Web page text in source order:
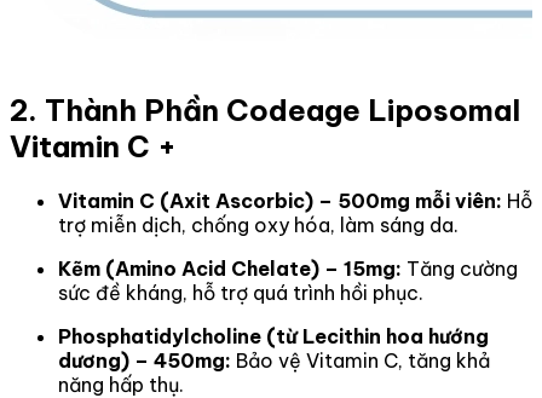
2. Thành Phần Codeage Liposomal
Vitamin C +
Vitamin C (Axit Ascorbic) – 500mg mỗi viên: Hỗ
trợ miễn dịch, chống oxy hóa, làm sáng da.
Kẽm (Amino Acid Chelate) – 15mg: Tăng cường
sức đề kháng, hỗ trợ quá trình hồi phục.
Phosphatidylcholine (từ Lecithin hoa hướng
dương) – 450mg: Bảo vệ Vitamin C, tăng khả
năng hấp thụ.